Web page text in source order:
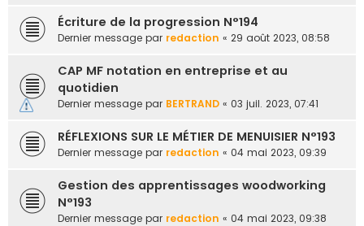
Écriture de la progression N°194
Dernier message par redaction « 29 août 2023, 08:58
CAP MF notation en entreprise et au
quotidien
Dernier message par BERTRAND « 03 juil. 2023, 07:41
RÉFLEXIONS SUR LE MÉTIER DE MENUISIER N°193
Dernier message par redaction « 04 mai 2023, 09:39
Gestion des apprentissages woodworking
N°193
Dernier message par redaction « 04 mai 2023, 09:38